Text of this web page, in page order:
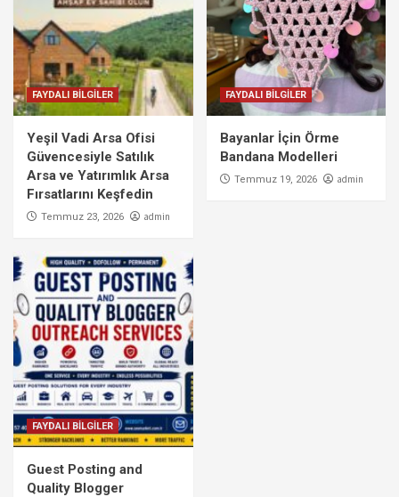
FAYDALI BİLGİLER
Yeşil Vadi Arsa Ofisi
Güvencesiyle Satılık
Arsa ve Yatırımlık Arsa
Fırsatlarını Keşfedin
Temmuz 23, 2026 admin
FAYDALI BİLGİLER
Bayanlar İçin Örme
Bandana Modelleri
Temmuz 19, 2026 admin
FAYDALI BİLGİLER
Guest Posting and
Quality Blogger